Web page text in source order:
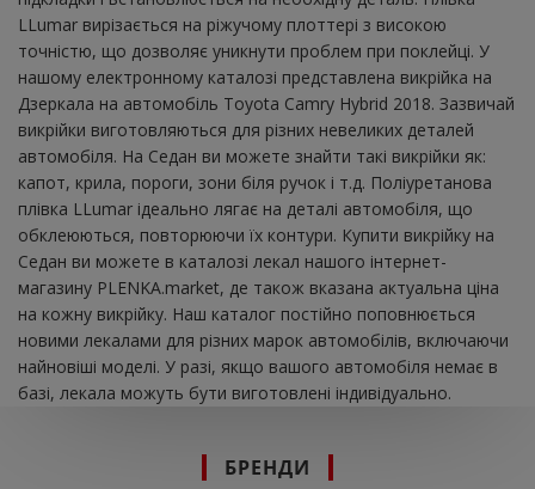
LLumar вирізається на ріжучому плоттері з високою
точністю, що дозволяє уникнути проблем при поклейці. У
нашому електронному каталозі представлена ​​викрійка на
Дзеркала на автомобіль Toyota Camry Hybrid 2018. Зазвичай
викрійки виготовляються для різних невеликих деталей
автомобіля. На Седан ви можете знайти такі викрійки як:
капот, крила, пороги, зони біля ручок і т.д. Поліуретанова
плівка LLumar ідеально лягає на деталі автомобіля, що
обклеюються, повторюючи їх контури. Купити викрійку на
Седан ви можете в каталозі лекал нашого інтернет-
магазину PLENKA.market, де також вказана актуальна ціна
на кожну викрійку. Наш каталог постійно поповнюється
новими лекалами для різних марок автомобілів, включаючи
найновіші моделі. У разі, якщо вашого автомобіля немає в
базі, лекала можуть бути виготовлені індивідуально.
БРЕНДИ